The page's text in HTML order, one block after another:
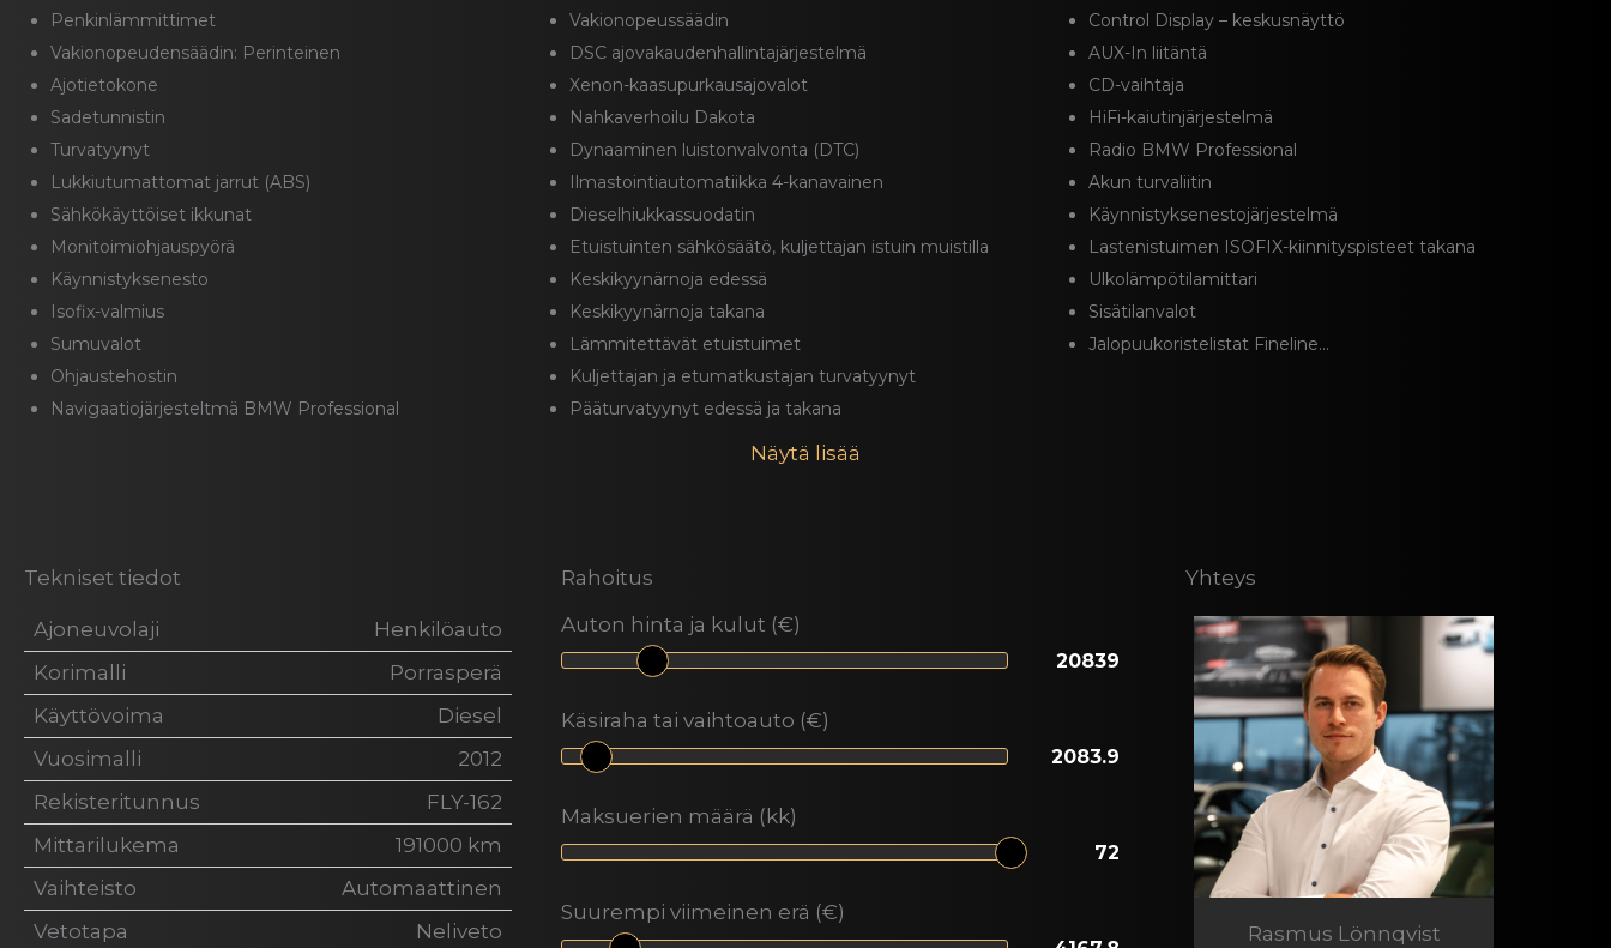
Penkinlämmittimet
Vakionopeudensäädin: Perinteinen
Ajotietokone
Sadetunnistin
Turvatyynyt
Lukkiutumattomat jarrut (ABS)
Sähkökäyttöiset ikkunat
Monitoimiohjauspyörä
Käynnistyksenesto
Isofix-valmius
Sumuvalot
Ohjaustehostin
Navigaatiojärjesteltmä BMW Professional
Vakionopeussäädin
DSC ajovakaudenhallintajärjestelmä
Xenon-kaasupurkausajovalot
Nahkaverhoilu Dakota
Dynaaminen luistonvalvonta (DTC)
Ilmastointiautomatiikka 4-kanavainen
Dieselhiukkassuodatin
Etuistuinten sähkösäätö, kuljettajan istuin muistilla
Keskikyynärnoja edessä
Keskikyynärnoja takana
Lämmitettävät etuistuimet
Kuljettajan ja etumatkustajan turvatyynyt
Pääturvatyynyt edessä ja takana
Control Display – keskusnäyttö
AUX-In liitäntä
CD-vaihtaja
HiFi-kaiutinjärjestelmä
Radio BMW Professional
Akun turvaliitin
Käynnistyksenestojärjestelmä
Lastenistuimen ISOFIX-kiinnityspisteet takana
Ulkolämpötilamittari
Sisätilanvalot
Jalopuukoristelistat Fineline...
Näytä lisää
Tekniset tiedot
Ajoneuvolaji
Henkilöauto
Korimalli
Porrasperä
Käyttövoima
Diesel
Vuosimalli
2012
Rekisteritunnus
FLY-162
Mittarilukema
191000 km
Vaihteisto
Automaattinen
Vetotapa
Neliveto
Rahoitus
Auton hinta ja kulut (€)
Käsiraha tai vaihtoauto (€)
Maksuerien määrä (kk)
Suurempi viimeinen erä (€)
Yhteys
Rasmus Lönnqvist